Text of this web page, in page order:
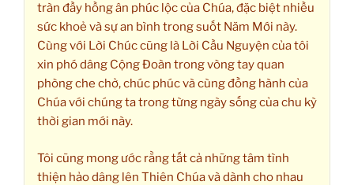
tràn đầy hồng ân phúc lộc của Chúa, đặc biệt nhiều
sức khoẻ và sự an bình trong suốt Năm Mới này.
Cùng với Lời Chúc cũng là Lời Cầu Nguyện của tôi
xin phó dâng Cộng Đoàn trong vòng tay quan
phòng che chở, chúc phúc và cùng đồng hành của
Chúa với chúng ta trong từng ngày sống của chu kỳ
thời gian mới này.
Tôi cũng mong ước rằng tất cả những tâm tình
thiện hảo dâng lên Thiên Chúa và dành cho nhau